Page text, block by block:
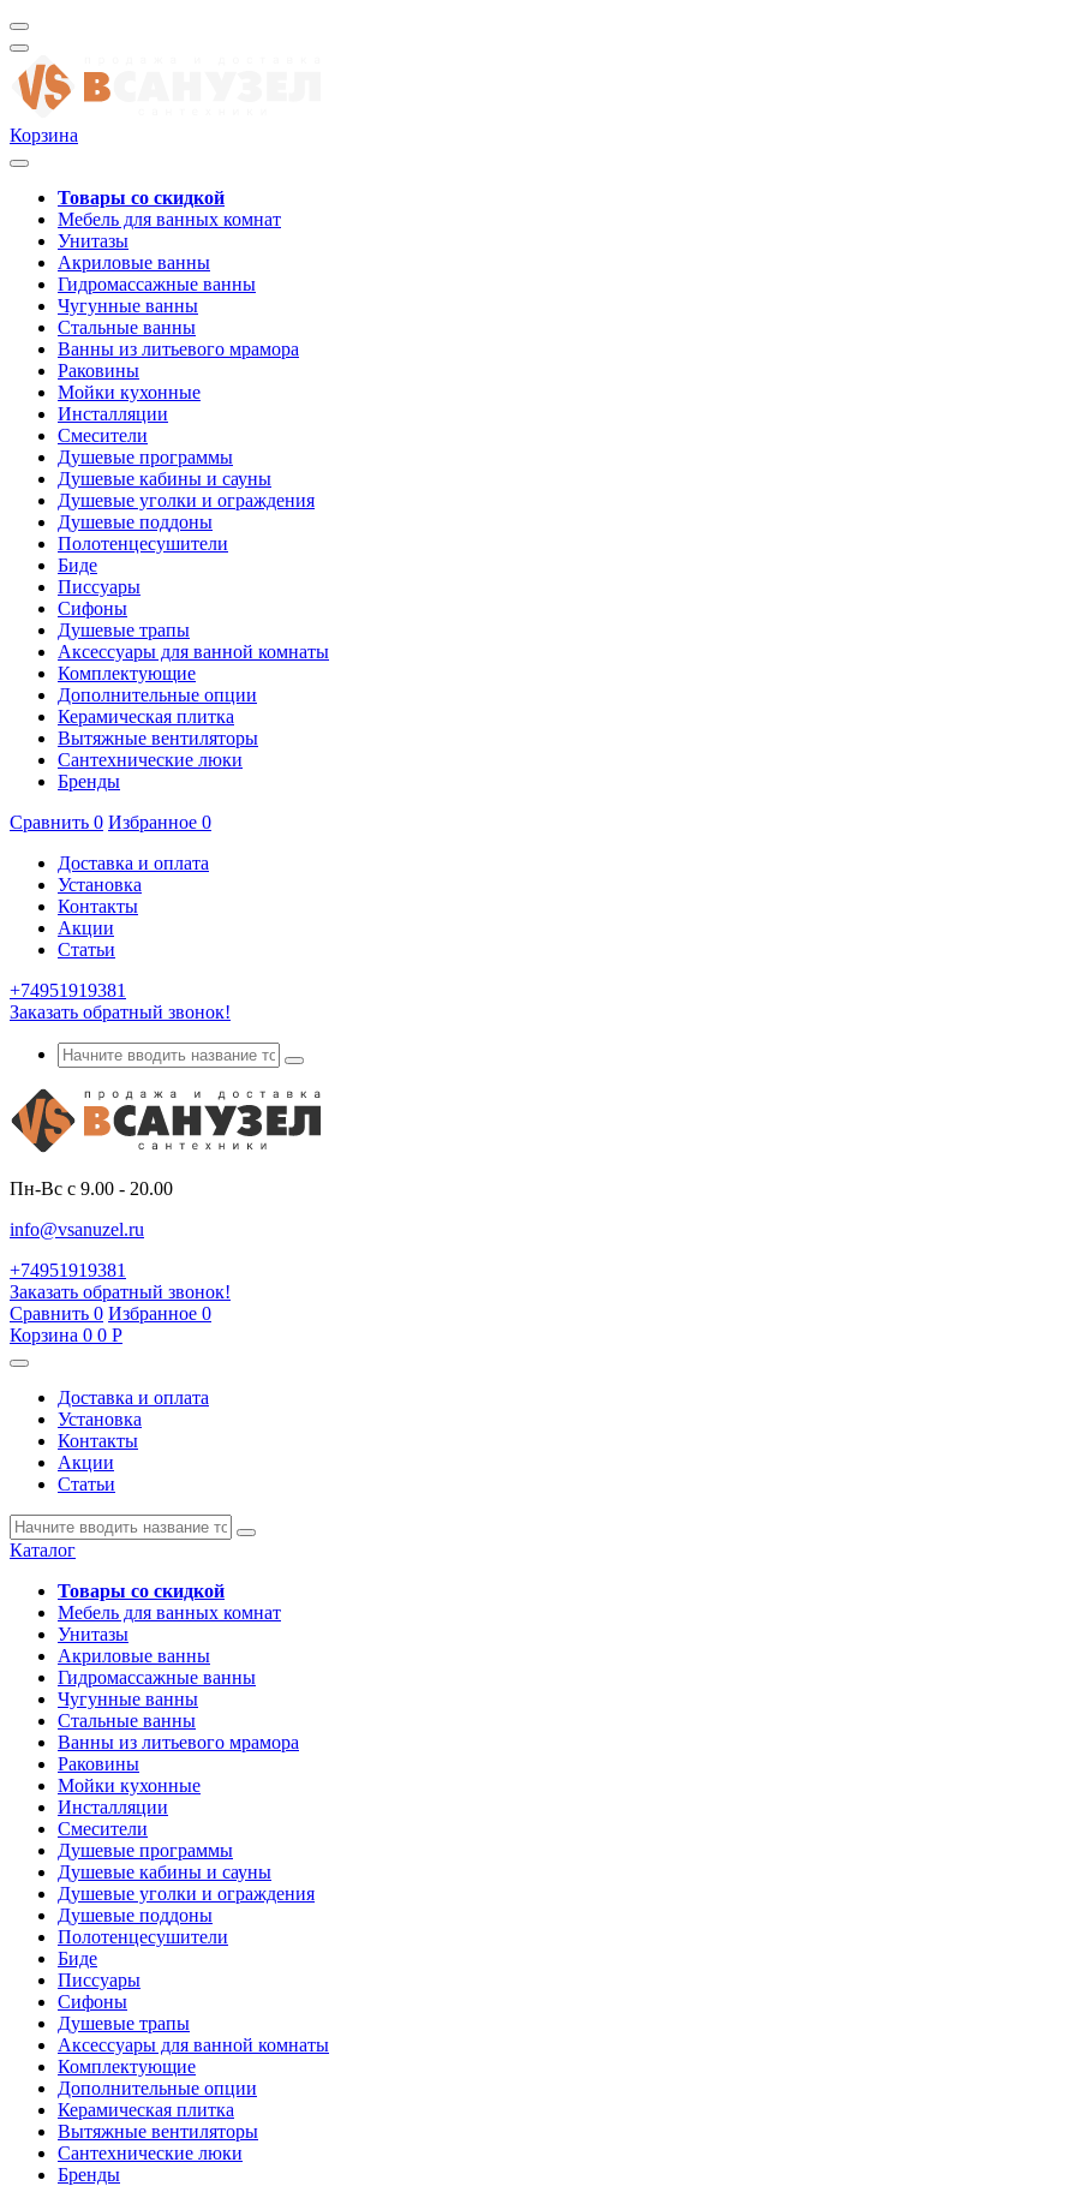
Корзина
Товары со скидкой
Мебель для ванных комнат
Унитазы
Акриловые ванны
Гидромассажные ванны
Чугунные ванны
Стальные ванны
Ванны из литьевого мрамора
Раковины
Мойки кухонные
Инсталляции
Смесители
Душевые программы
Душевые кабины и сауны
Душевые уголки и ограждения
Душевые поддоны
Полотенцесушители
Биде
Писсуары
Сифоны
Душевые трапы
Аксессуары для ванной комнаты
Комплектующие
Дополнительные опции
Керамическая плитка
Вытяжные вентиляторы
Сантехнические люки
Бренды
Сравнить 0 Избранное 0
Доставка и оплата
Установка
Контакты
Акции
Статьи
+74951919381
Заказать обратный звонок!
Пн-Вс с 9.00 - 20.00
info@vsanuzel.ru
+74951919381
Заказать обратный звонок!
Сравнить 0 Избранное 0
Корзина 0 0 Р
Доставка и оплата
Установка
Контакты
Акции
Статьи
Каталог
Товары со скидкой
Мебель для ванных комнат
Унитазы
Акриловые ванны
Гидромассажные ванны
Чугунные ванны
Стальные ванны
Ванны из литьевого мрамора
Раковины
Мойки кухонные
Инсталляции
Смесители
Душевые программы
Душевые кабины и сауны
Душевые уголки и ограждения
Душевые поддоны
Полотенцесушители
Биде
Писсуары
Сифоны
Душевые трапы
Аксессуары для ванной комнаты
Комплектующие
Дополнительные опции
Керамическая плитка
Вытяжные вентиляторы
Сантехнические люки
Бренды